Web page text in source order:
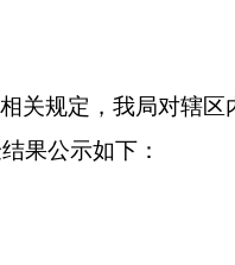
关规定，我局对辖
果公示如下：